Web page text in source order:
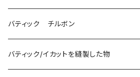
バティック チルボン
バティック/イカットを縫製した物